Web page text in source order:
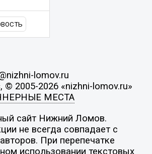
lomov.ru
2005-2026 «nizhni-lomov.ru»
МЕСТА
сайт Нижний Ломов.
не всегда совпадает с
При перепечатке
использовании текстовых